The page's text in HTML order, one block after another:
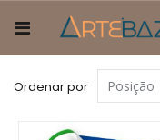
para
o
conteúdo
Ordenar por